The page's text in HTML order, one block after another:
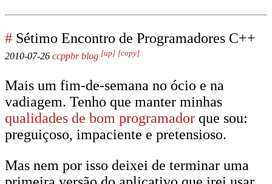
# Sétimo Encontro de Programadores C++
2010-07-26 ccppbr blog [up] [copy]
Mais um fim-de-semana no ócio e na
vadiagem. Tenho que manter minhas
qualidades de bom programador que sou:
preguiçoso, impaciente e pretensioso.
Mas nem por isso deixei de terminar uma